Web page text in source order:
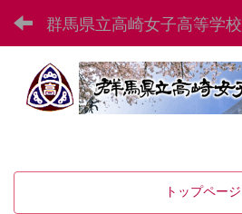
群馬県立高崎女子高等学校
トップページ